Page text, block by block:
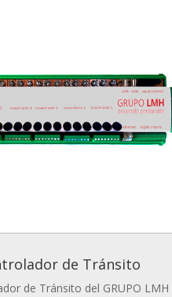
de Tránsito
de Tránsito del GRUPO LMH